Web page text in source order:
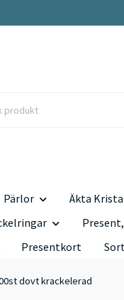
Pärlor Äkta
Presentkort
dovt krackelerad